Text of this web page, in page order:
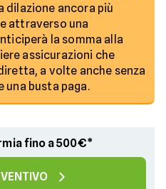
dilazione ancora più
attraverso una
la somma alla
assicurazioni che
a volte anche senza
una busta paga.
fino a 500€*